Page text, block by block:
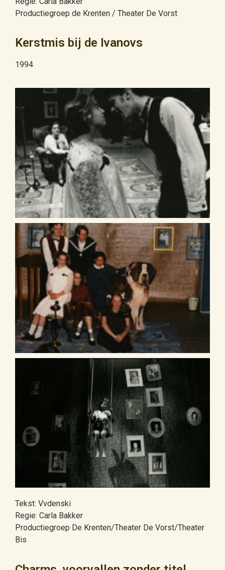
Productiegroep de Krenten / Theater De Vorst
Kerstmis bij de Ivanovs
1994
Tekst: Vvdenski
Regie: Carla Bakker
Productiegroep De Krenten/Theater De Vorst/Theater
Bis